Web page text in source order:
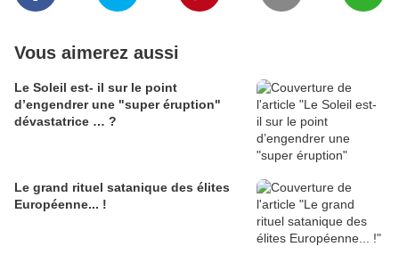
Vous aimerez aussi
Le Soleil est- il sur le point
d’engendrer une "super éruption"
dévastatrice … ?
Le grand rituel satanique des élites
Européenne... !